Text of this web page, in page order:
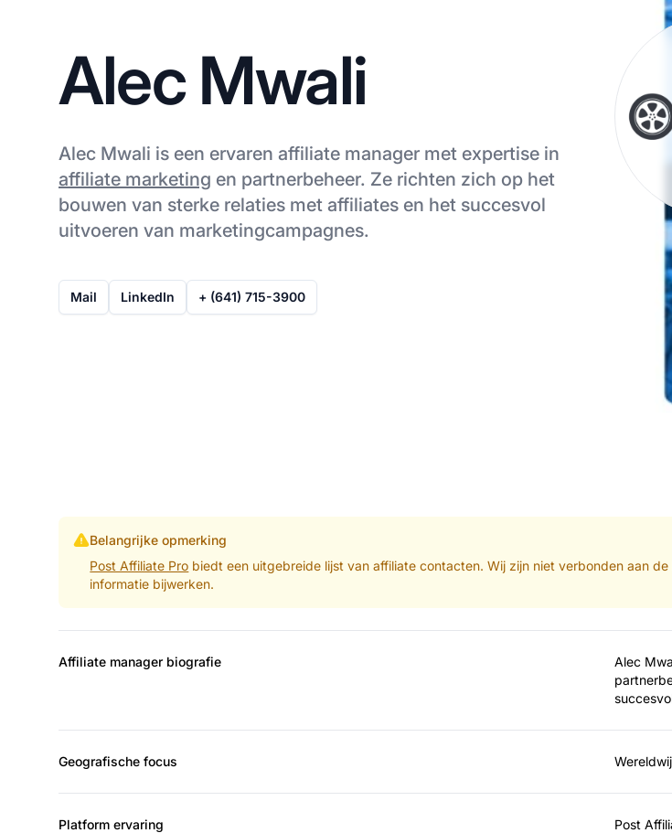
Alec Mwali
Alec Mwali is een ervaren affiliate manager met expertise in
affiliate marketing en partnerbeheer. Ze richten zich op het
bouwen van sterke relaties met affiliates en het succesvol
uitvoeren van marketingcampagnes.
Mail LinkedIn + (641) 715-3900
Belangrijke opmerking
Post Affiliate Pro biedt een uitgebreide lijst van affiliate contacten. Wij zijn niet verbonden aan
informatie bijwerken.
Affiliate manager biografie
Alec
Geografische focus
Platform ervaring Post